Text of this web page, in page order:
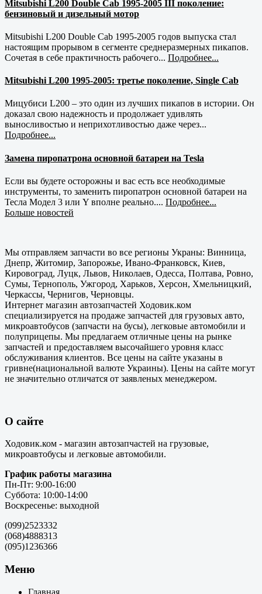
Mitsubishi L200 Double Cab 1995-2005 III поколение:
бензиновый и дизельный мотор
Mitsubishi L200 Double Cab 1995-2005 годов выпуска стал
настоящим прорывом в сегменте среднеразмерных пикапов.
Сочетая в себе практичность рабочего... Подробнее...
Mitsubishi L200 1995-2005: третье поколение, Single Cab
Мицубиси L200 – это один из лучших пикапов в истории. Он
доказал свою надежность и продолжает удивлять
выносливостью и неприхотливостью даже через...
Подробнее...
Замена пиропатрона основной батареи на Tesla
Если вы будете осторожны и вас есть все необходимые
инструменты, то заменить пиропатрон основной батареи на
Тесла Модел 3 или Y вполне реально.... Подробнее...
Больше новостей
Мы отправляем запчасти во все регионы Украны: Винница,
Днепр, Житомир, Запорожье, Ивано-Франковск, Киев,
Кировоград, Луцк, Львов, Николаев, Одесса, Полтава, Ровно,
Сумы, Тернополь, Ужгород, Харьков, Херсон, Хмельницкий,
Черкассы, Чернигов, Черновцы.
Интернет магазин автозапчастей Ходовик.ком
специализируется на продаже запчастей для грузовых авто,
микроавтобусов (запчасти на бусы), легковые автомобили и
полуприцепы. Мы предлагаем отличные цены на рынке
запчастей и предоставляем высочайшего уровня класс
обслуживания клиентов. Все цены на сайте указаны в
гривне(национальной валюте Украины). Цены на сайте могут
не значительно отличатся от заявленых менеджером.
О сайте
Ходовик.ком - магазин автозапчастей на грузовые,
микроавтобусы и легковые автомобили.
График работы магазина
Пн-Пт: 9:00-16:00
Суббота: 10:00-14:00
Воскресенье: выходной
(099)2523332
(068)4888313
(095)1236366
Меню
Главная